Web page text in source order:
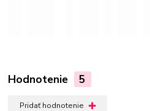
Hodnotenie 5
Pridať hodnotenie